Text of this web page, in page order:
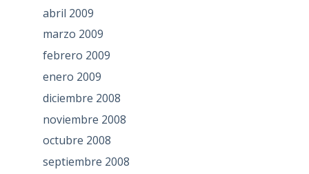
abril 2009
marzo 2009
febrero 2009
enero 2009
diciembre 2008
noviembre 2008
octubre 2008
septiembre 2008